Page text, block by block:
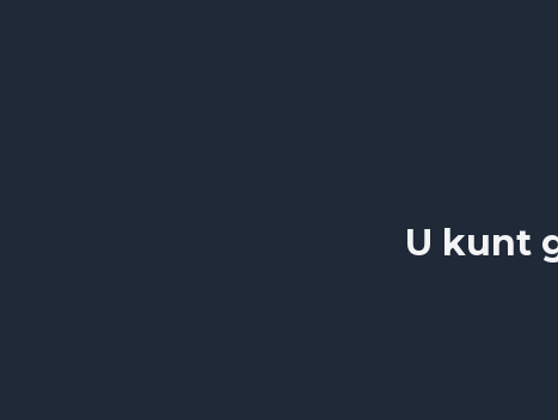
U kunt